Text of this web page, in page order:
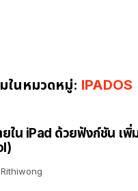
ในหมวดหมู่: IPADOS
ยใน iPad ด้วยฟังก์ชัน เพิ่